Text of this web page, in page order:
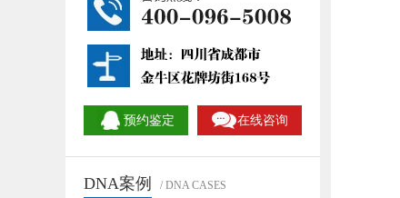
预约鉴定 在线咨询
DNA案例 / DNA CASES